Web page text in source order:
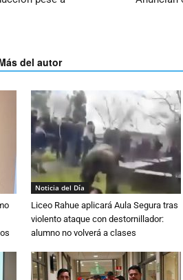
del autor
Noticia del Día
Liceo Rahue aplicará Aula Segura tras
violento ataque con destornillador:
alumno no volverá a clases